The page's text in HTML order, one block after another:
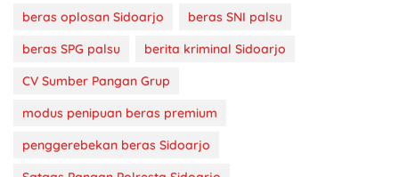
beras oplosan Sidoarjo
beras SNI palsu
beras SPG palsu
berita kriminal Sidoarjo
CV Sumber Pangan Grup
modus penipuan beras premium
penggerebekan beras Sidoarjo